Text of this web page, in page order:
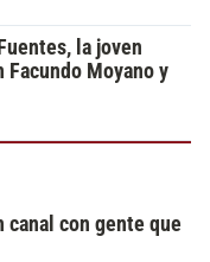
la joven
Facundo Moyano y
canal con gente que